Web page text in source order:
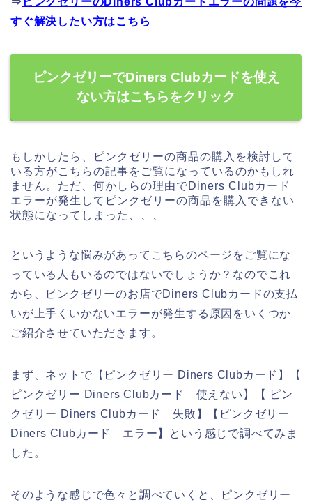
すぐ解決したい方はこちら
ピンクゼリーでDiners Clubカードを使え
ない方はこちらをクリック
もしかしたら、ピンクゼリーの商品の購入を検討して
いる方がこちらの記事をご覧になっているのかもしれ
ません。ただ、何かしらの理由でDiners Clubカード
エラーが発生してピンクゼリーの商品を購入できない
状態になってしまった、、、
というような悩みがあってこちらのページをご覧にな
っている人もいるのではないでしょうか？なのでこれ
から、ピンクゼリーのお店でDiners Clubカードの支払
いが上手くいかないエラーが発生する原因をいくつか
ご紹介させていただきます。
まず、ネットで【ピンクゼリー Diners Clubカード】【
ピンクゼリー Diners Clubカード 使えない】【 ピン
クゼリー Diners Clubカード 失敗】【ピンクゼリー
Diners Clubカード エラー】という感じで調べてみま
した。
そのような感じで色々と調べていくと、ピンクゼリー